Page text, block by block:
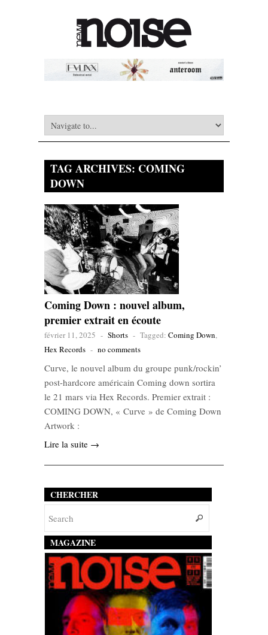
TAG ARCHIVES: COMING
DOWN
Coming Down : nouvel album,
premier extrait en écoute
février 11, 2025 - Shorts - Tagged: Coming Down,
Hex Records - no comments
Curve, le nouvel album du groupe punk/rockin’
post-hardcore américain Coming down sortira
le 21 mars via Hex Records. Premier extrait :
COMING DOWN, « Curve » de Coming Down
Artwork :
Lire la suite →
CHERCHER
MAGAZINE